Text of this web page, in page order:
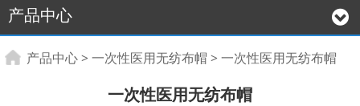
产品中心
一次性医用无纺布帽
产品中心> 一次性医用无纺布帽 > 一次性医用无纺布帽
一次性医用无纺布帽